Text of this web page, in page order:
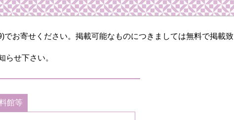
でお寄せください。掲載可能なものにつきましては無料で掲載致
せ下さい。
館等